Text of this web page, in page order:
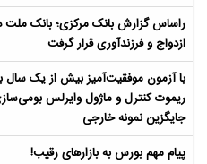
راساس گزارش بانک مرکزی؛ بانک
ازدواج و فرزندآوری قرار گرفت
با آزمون موفقیت‌آمیز بیش از یک سال
ریموت کنترل و ماژول وایرلس
جایگزین نمونه خارجی
پیام مهم بورس به بازارهای رقیب!